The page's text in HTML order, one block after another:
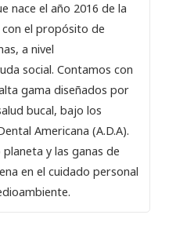
nace el año 2016 de la
con el propósito de
a nivel
social. Contamos con
gama diseñados por
bucal, bajo los
Americana (A.D.A).
y las ganas de
en el cuidado personal